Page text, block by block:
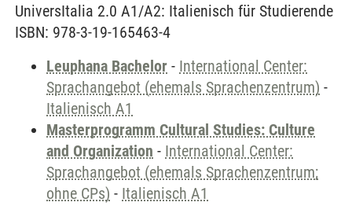
UniversItalia 2.0 A1/A2: Italienisch für Studierende
ISBN: 978-3-19-165463-4
Leuphana Bachelor - International Center:
Sprachangebot (ehemals Sprachenzentrum) -
Italienisch A1
Masterprogramm Cultural Studies: Culture
and Organization - International Center:
Sprachangebot (ehemals Sprachenzentrum;
ohne CPs) - Italienisch A1